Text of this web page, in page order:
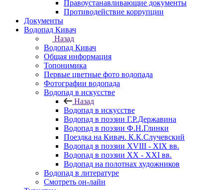
Правоустанавливающие документы
Противодействие коррупции
Документы
Водопад Кивач
Назад
Водопад Кивач
Общая информация
Топонимика
Первые цветные фото водопада
Фотографии водопада
Водопад в искусстве
Назад
Водопад в искусстве
Водопад в поэзии Г.Р.Державина
Водопад в поэзии Ф.Н.Глинки
Поездка на Кивач. К.К.Случевский
Водопад в поэзии XVIII - XIX вв.
Водопад в поэзии XX - XXI вв.
Водопад на полотнах художников
Водопад в литературе
Смотреть он-лайн